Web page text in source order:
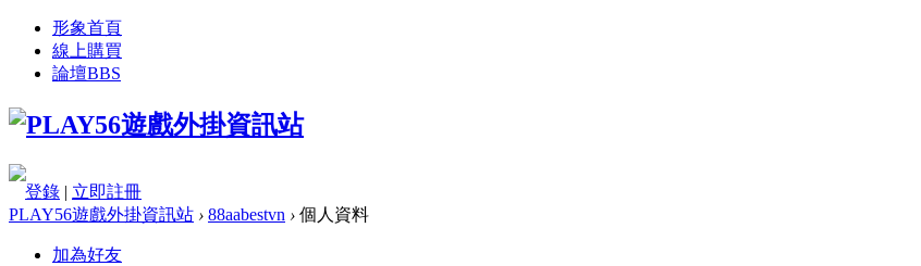
形象首頁
線上購買
論壇BBS
登錄 | 立即註冊
PLAY56遊戲外掛資訊站 › 88aabestvn › 個人資料
加為好友